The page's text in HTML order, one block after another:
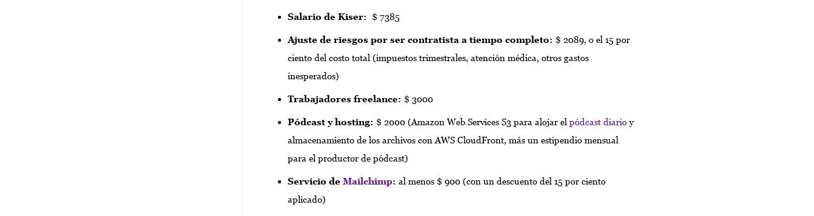
Salario de Kiser: $ 7385
Ajuste de riesgos por ser contratista a tiempo completo: $ 2089, o el 15 por
ciento del costo total (impuestos trimestrales, atención médica, otros gastos
inesperados)
Trabajadores freelance: $ 3000
Pódcast y hosting: $ 2000 (Amazon Web Services S3 para alojar el pódcast diarioy
almacenamiento de los archivos con AWS CloudFront, más un estipendio mensual
para el productor de pódcast)
Servicio de Mailchimp: al menos $ 900 (con un descuento del 15 por ciento
aplicado)